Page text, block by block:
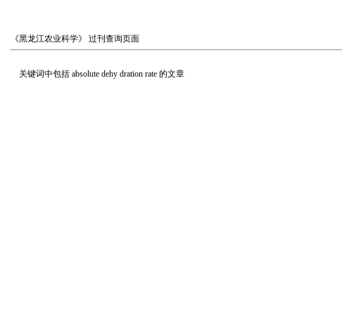
《黑龙江农业科学》 过刊查询页面
关键词中包括 absolute dehy dration rate 的文章